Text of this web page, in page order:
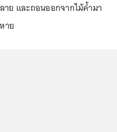
ย และถอนออกจากไม้ค้ำมา
าย